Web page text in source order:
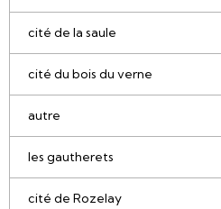
cité de la saule
cité du bois du verne
autre
les gautherets
cité de Rozelay